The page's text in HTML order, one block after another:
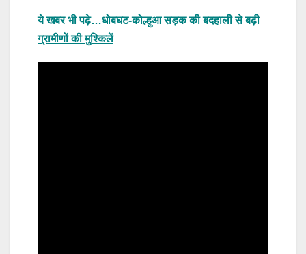
ये खबर भी पढ़े…धोबघट-कोल्हुआ सड़क की बदहाली से बढ़ी
ग्रामीणों की मुश्किलें